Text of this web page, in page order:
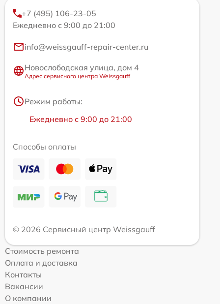
+7 (495) 106-23-05
Ежедневно с 9:00 до 21:00
info@weissgauff-repair-center.ru
Новослободская улица, дом 4
Адрес сервисного центра Weissgauff
Режим работы:
Ежедневно с 9:00 до 21:00
Способы оплаты
© 2026 Сервисный центр Weissgauff
Стоимость ремонта
Оплата и доставка
Контакты
Вакансии
О компании